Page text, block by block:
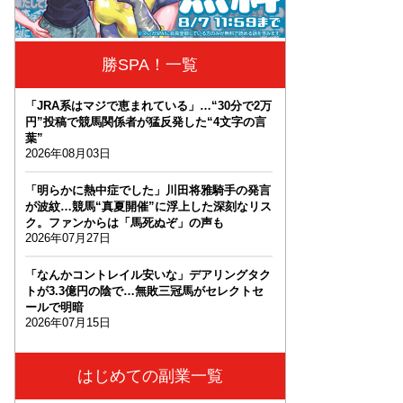
勝SPA！一覧
「JRA系はマジで恵まれている」…“30分で2万
円”投稿で競馬関係者が猛反発した“4文字の言
葉”
2026年08月03日
「明らかに熱中症でした」川田将雅騎手の発言
が波紋…競馬“真夏開催”に浮上した深刻なリス
ク。ファンからは「馬死ぬぞ」の声も
2026年07月27日
「なんかコントレイル安いな」デアリングタク
トが3.3億円の陰で…無敗三冠馬がセレクトセ
ールで明暗
2026年07月15日
はじめての副業一覧